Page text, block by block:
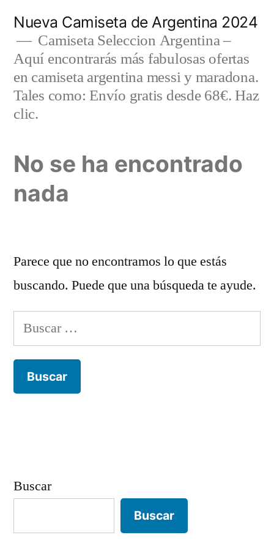
contenido
Nueva Camiseta de Argentina 2024
Camiseta Seleccion Argentina –
Aquí encontrarás más fabulosas ofertas
en camiseta argentina messi y maradona.
Tales como: Envío gratis desde 68€. Haz
clic.
No se ha encontrado
nada
Parece que no encontramos lo que estás
buscando. Puede que una búsqueda te ayude.
Buscar:
Buscar
Buscar